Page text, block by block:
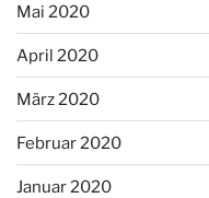
Mai 2020
April 2020
März 2020
Februar 2020
Januar 2020